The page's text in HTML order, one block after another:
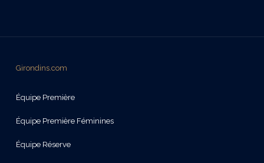
Girondins.com
Équipe Première
Équipe Première Féminines
Équipe Réserve